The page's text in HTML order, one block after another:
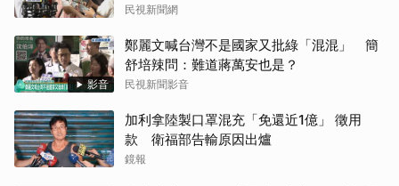
民視新聞網
影音
鄭麗文喊台灣不是國家又批綠「混混」 簡
舒培辣問：難道蔣萬安也是？
民視新聞影音
加利拿陸製口罩混充「免還近1億」 徵用
款 衛福部告輸原因出爐
鏡報